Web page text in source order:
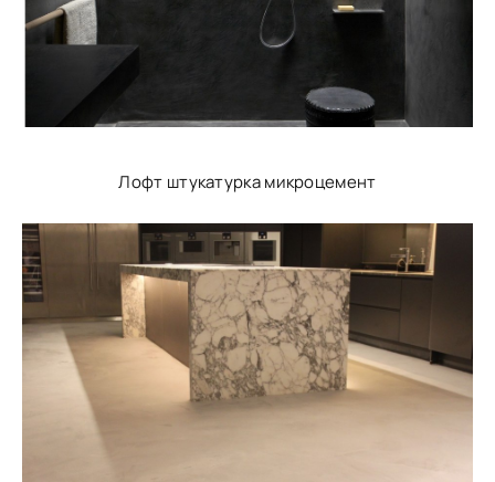
Лофт штукатурка микроцемент